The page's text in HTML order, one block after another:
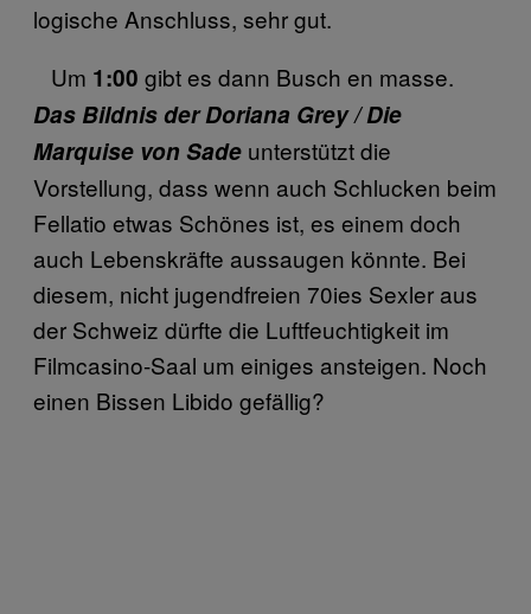
logische Anschluss, sehr gut.
Um 1:00 gibt es dann Busch en masse.
Das Bildnis der Doriana Grey / Die
Marquise von Sade unterstützt die
Vorstellung, dass wenn auch Schlucken beim
Fellatio etwas Schönes ist, es einem doch
auch Lebenskräfte aussaugen könnte. Bei
diesem, nicht jugendfreien 70ies Sexler aus
der Schweiz dürfte die Luftfeuchtigkeit im
Filmcasino-Saal um einiges ansteigen. Noch
einen Bissen Libido gefällig?